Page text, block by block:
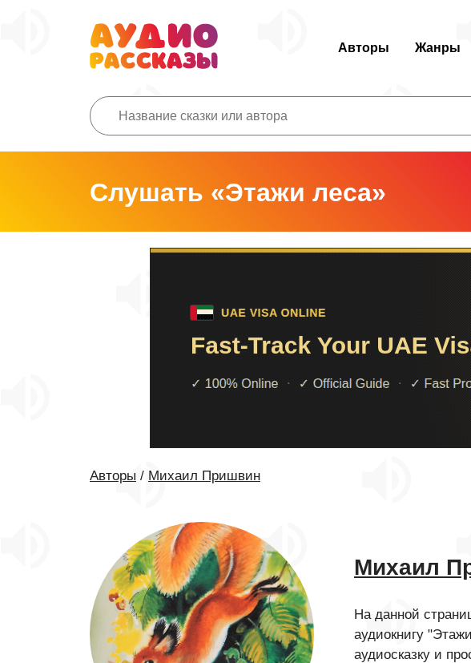
Авторы Жанры
Слушать «Этажи леса»
Авторы / Михаил Пришвин
Михаил
На данной
аудиокнигу
аудиосказку и